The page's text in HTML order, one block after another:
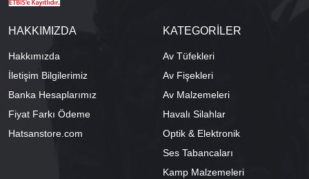
HAKKIMIZDA
Hakkımızda
İletişim Bilgilerimiz
Banka Hesaplarımız
Fiyat Farkı Ödeme
Hatsanstore.com
KATEGORİLER
Av Tüfekleri
Av Fişekleri
Av Malzemeleri
Havalı Silahlar
Optik & Elektronik
Ses Tabancaları
Kamp Malzemeleri